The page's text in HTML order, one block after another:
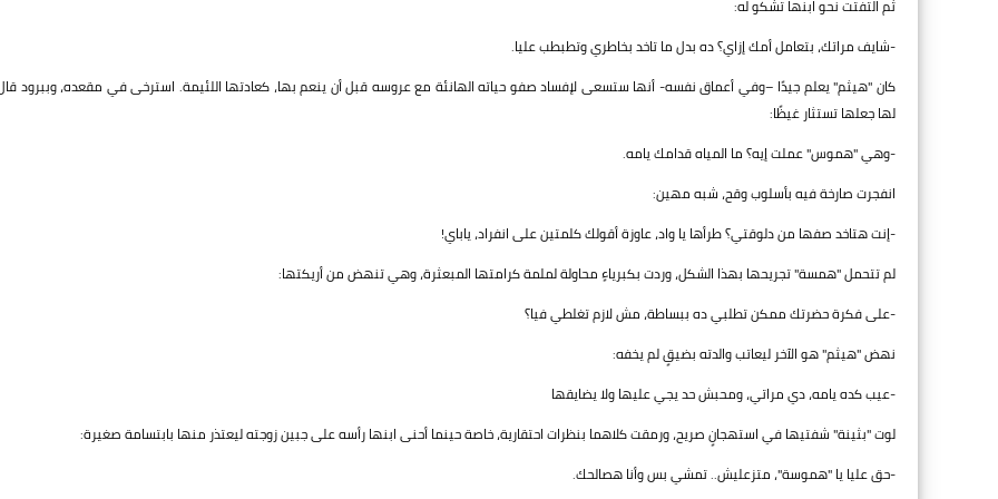
ثم التفتت نحو ابنها تشكو له:
-شايف مراتك، بتعامل أمك إزاي؟ ده بدل ما تاخد بخاطري وتطبطب عليا.
كان "هيثم" يعلم جيدًا –وفي أعماق نفسه- أنها ستسعى لإفساد صفو حياته الهانئة مع عروسه قبل أن ينعم بها، كعادتها اللئيمة. استرخى في مقعده، وببرود
لها جعلها تستثار غيظًا:
-وهي "هموس" عملت إيه؟ ما المياه قدامك يامه.
انفجرت صارخة فيه بأسلوب وقح، شبه مهين:
-إنت هتاخد صفها من دلوقتي؟ طرأها يا واد، عاوزة أقولك كلمتين على انفراد، ياباي!
لم تتحمل "همسة" تجريحها بهذا الشكل، وردت بكبرياءٍ محاولة لملمة كرامتها المبعثرة، وهي تنهض من أريكتها:
-على فكرة حضرتك ممكن تطلبي ده ببساطة، مش لازم تغلطي فيا؟
نهض "هيثم" هو الآخر ليعاتب والدته بضيقٍ لم يخفه:
-عيب كده يامه، دي مراتي، ومحبش حد يجي عليها ولا يضايقها
لوت "بثينة" شفتيها في استهجانٍ صريح، ورمقت كلاهما بنظرات احتقارية، خاصة حينما أحنى ابنها رأسه على جبين زوجته ليعتذر منها بابتسامة صغيرة:
-حق عليا يا "هموسة"، متزعليش.. تمشي بس وأنا هصالحك.